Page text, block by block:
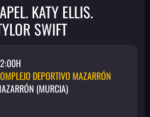
KATY ELLIS.
SWIFT
DEPORTIVO MAZARRÓN
(MURCIA)